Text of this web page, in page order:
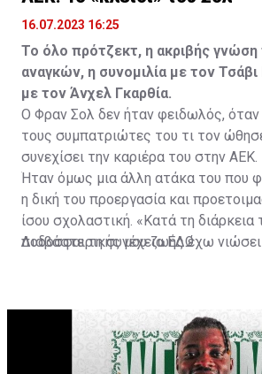
16.07.2023 16:25
Το όλο πρότζεκτ, η ακριβής
αναγκών, η συνομιλία με τον Τσάβι
με τον Άνχελ Γκαρθία.
Ο Φραν Σολ δεν ήταν φειδωλός,
τους συμπατριώτες του τι τον
συνεχίσει την καριέρα του στην ΑΕΚ.
Ήταν όμως μια άλλη ατάκα του που
η δική του προεργασία και
ίσου σχολαστική. «Κατά τη διάρκεια
ποδοσφαιρικής μου ζωής έχω
31χρονος άσος.
Διαβάστε τη συνέχειαΕΔΩ